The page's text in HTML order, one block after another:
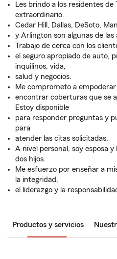
Les brindo a los residentes de
extraordinario.
Cedar Hill, Dallas, DeSoto,
y Arlington son algunas de las
Trabajo de cerca con los
el seguro apropiado de auto,
inquilinos, vida,
salud y negocios.
Me comprometo a
encontrar coberturas que se
Estoy disponible
para responder preguntas y
para
atender las citas solicitadas.
A nivel personal, soy esposa
dos hijos.
Me esfuerzo por enseñar a
la integridad,
el liderazgo y la
Productos y servicios